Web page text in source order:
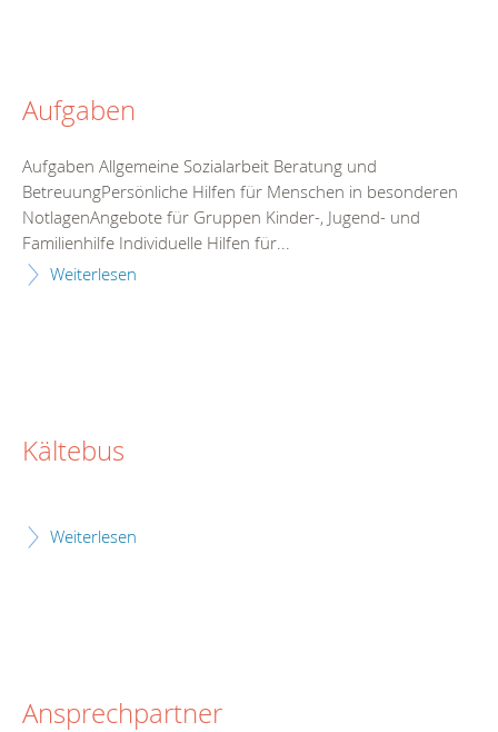
Aufgaben
Aufgaben Allgemeine Sozialarbeit Beratung und
BetreuungPersönliche Hilfen für Menschen in besonderen
NotlagenAngebote für Gruppen Kinder-, Jugend- und
Familienhilfe Individuelle Hilfen für...
Weiterlesen
Kältebus
Weiterlesen
Ansprechpartner